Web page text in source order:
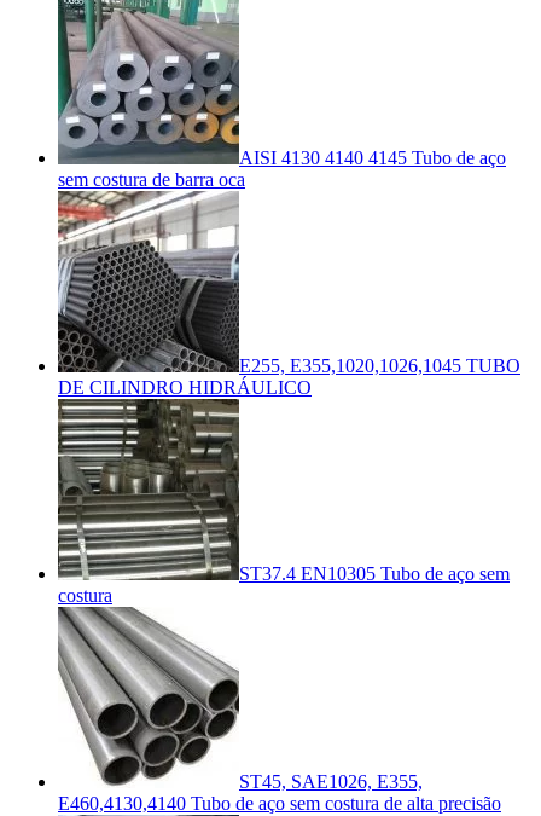
AISI 4130 4140 4145 Tubo de aço
sem costura de barra oca
E255, E355,1020,1026,1045 TUBO
DE CILINDRO HIDRÁULICO
ST37.4 EN10305 Tubo de aço sem
costura
ST45, SAE1026, E355,
E460,4130,4140 Tubo de aço sem costura de alta precisão